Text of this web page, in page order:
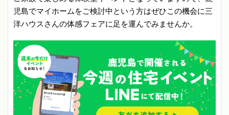
児島でマイホームをご検討中という方はぜひこの機会に三
洋ハウスさんの体感フェアに足を運んでみませんか。